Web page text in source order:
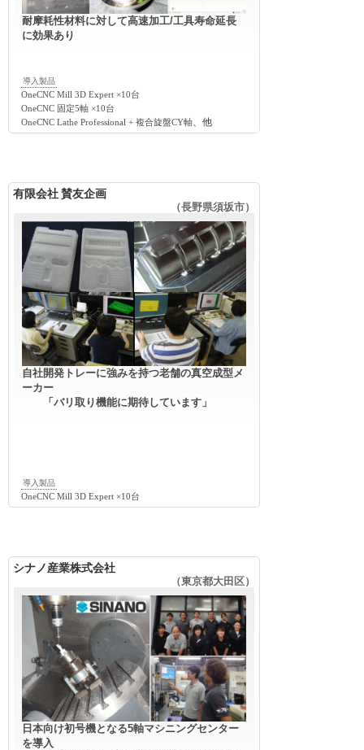
耐摩耗性材料に対して高速加工/工具寿命延長
に効果あり
導入製品
OneCNC Mill 3D Expert ×10台
OneCNC 固定5軸 ×10台
OneCNC Lathe Professional + 複合旋盤CY軸、他
有限会社 賛友企画
（長野県須坂市）
自社開発トレーに強みを持つ老舗の真空成型メ
ーカー
「バリ取り機能に期待しています」
導入製品
OneCNC Mill 3D Expert ×10台
シナノ産業株式会社
（東京都大田区）
日本向け初号機となる5軸マシニングセンター
を導入